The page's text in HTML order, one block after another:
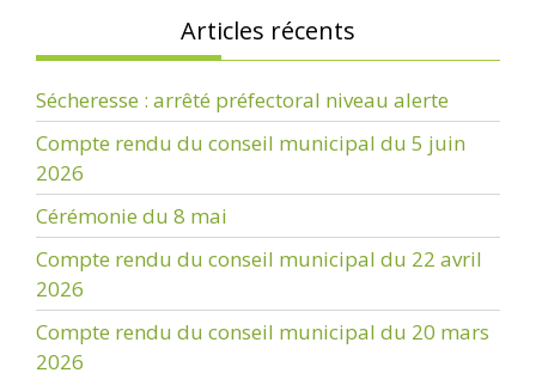
Articles récents
Sécheresse : arrêté préfectoral niveau alerte
Compte rendu du conseil municipal du 5 juin
2026
Cérémonie du 8 mai
Compte rendu du conseil municipal du 22 avril
2026
Compte rendu du conseil municipal du 20 mars
2026